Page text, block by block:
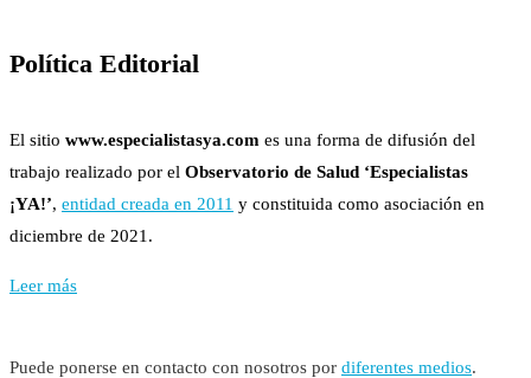
Política Editorial
El sitio www.especialistasya.com es una forma de difusión del
trabajo realizado por el Observatorio de Salud ‘Especialistas
¡YA!’, entidad creada en 2011 y constituida como asociación en
diciembre de 2021.
Leer más
Puede ponerse en contacto con nosotros por diferentes medios.